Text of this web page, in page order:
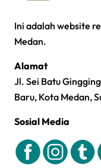
Ini adalah website
Medan.
Alamat
Jl. Sei Batu
Baru, Kota Medan,
Sosial Media